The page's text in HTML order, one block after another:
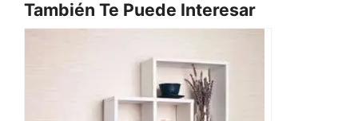
También Te Puede Interesar